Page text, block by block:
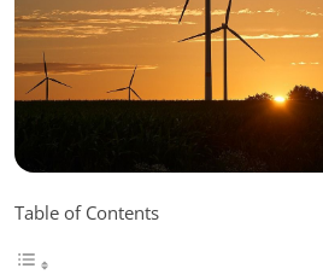
Table of Contents